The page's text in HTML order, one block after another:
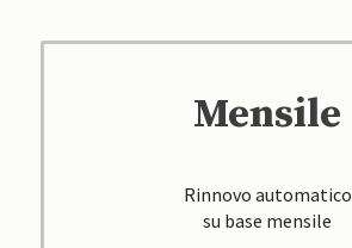
Mensile
Rinnovo automatico
su base mensile